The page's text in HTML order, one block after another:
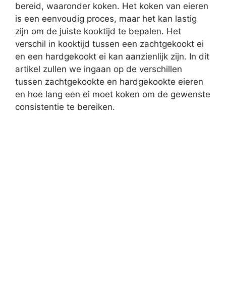
bereid, waaronder koken. Het koken van eieren
is een eenvoudig proces, maar het kan lastig
zijn om de juiste kooktijd te bepalen. Het
verschil in kooktijd tussen een zachtgekookt ei
en een hardgekookt ei kan aanzienlijk zijn. In dit
artikel zullen we ingaan op de verschillen
tussen zachtgekookte en hardgekookte eieren
en hoe lang een ei moet koken om de gewenste
consistentie te bereiken.